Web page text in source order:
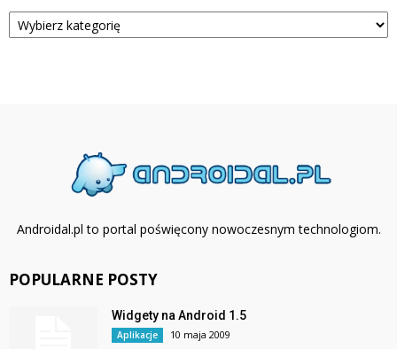
Kategorie
Androidal.pl to portal poświęcony nowoczesnym technologiom.
POPULARNE POSTY
Widgety na Android 1.5
Aplikacje 10 maja 2009